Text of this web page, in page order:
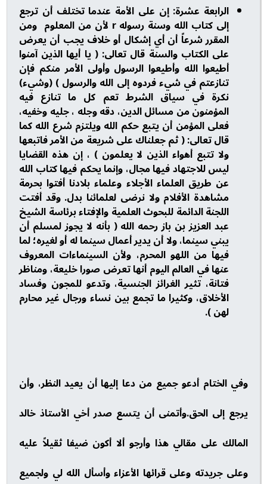
الرابعة عشرة: إن على الأمة عندما تختلف أن ترجع
إلى كتاب الله وسنة رسوله r لأن من المعلوم ومن
المقرر شرعاً أن أي إشكال أو خلاف يجب أن يعرض
على الكتاب والسنة قال تعالى: ( يا أيها الذين آمنوا
أطيعوا الله وأطيعوا الرسول وأولى الأمر منكم فإن
تنازعتم في شيء فردوه إلى الله والرسول ) (وشيء)
نكرة في سياق الشرط تعم كل ما تنازع فيه
المؤمنون من مسائل الدين، دقه وجله ، جليه وخفيه،
فعلى المؤمن أن يتبع حكم الله ويلتزم شرع الله كما
قال تعالى: ( ثم جعلناك على شريعة من الأمر فاتبعها
ولا تتبع أهواء الذين لا يعلمون ) ، إن هذه القضايا
ليس للاجتهاد فيها مجال، وإنما يحكم فيها كتاب الله
عن طريق العلماء الأجلاء وعلماء بلادنا أفتوا بحرمة
مشاهدة الأفلام ولا نرضى لعلمائنا بدل. وقد أفتت
اللجنة الدائمة للبحوث العلمية والإفتاء برئاسة الشيخ
عبد العزيز بن باز رحمه الله ( بأنه لا يجوز لمسلم أن
يبني سينما، ولا أن يدير أعمال سينما له أو لغيره؛ لما
فيها من اللهو المحرم، ولأن السينماءات المعروف
عنها في العالم اليوم أنها تعرض صورا خليعة، ومناظر
فتانة، تثير الغرائز الجنسية، وتدعو للمجون وفساد
الأخلاق، وكثيرا ما تجمع بين نساء ورجال غير محارم
لهن ).
وفي الختام أدعو جميع من دعا إليها أن يعيد النظر، وأن
يرجع إلى الحق.وأتمنى أن يتسع صدر أخي الأستاذ خالد
المالك على مقالي هذا وأرجو ألا أكون ضيفا ثقيلاً عليه
وعلى جريدته وعلى قرائها الأعزاء وأسأل الله لي ولجميع